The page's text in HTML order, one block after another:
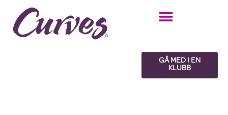
Hoppa
GÅ MED I EN
KLUBB